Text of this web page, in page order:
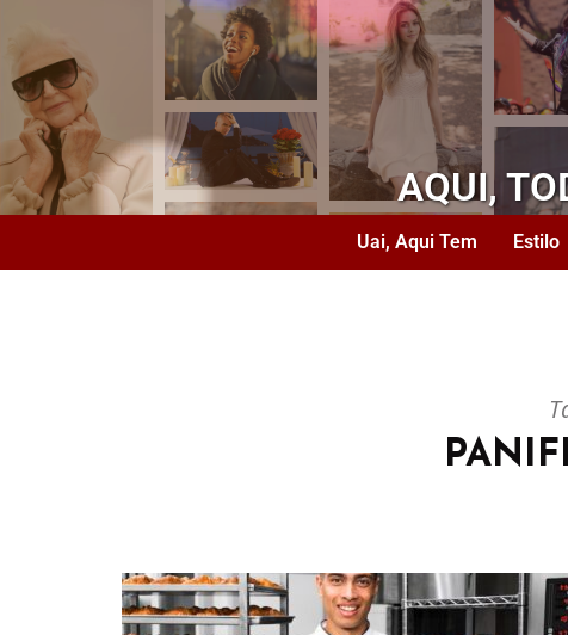
AQUI,
Uai, Aqui Tem Estilo